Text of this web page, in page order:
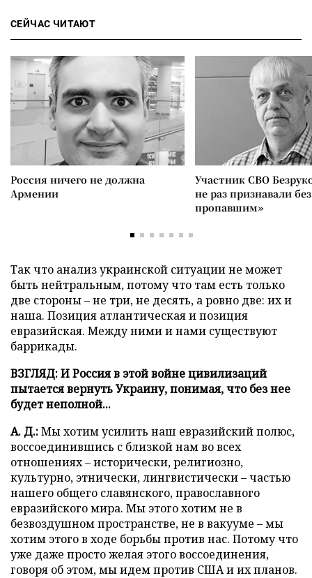
СЕЙЧАС ЧИТАЮТ
Россия ничего не должна
Армении
Участник СВО
не раз признавали
пропавшим»
Так что анализ украинской ситуации не может
быть нейтральным, потому что там есть только
две стороны – не три, не десять, а ровно две: их и
наша. Позиция атлантическая и позиция
евразийская. Между ними и нами существуют
баррикады.
ВЗГЛЯД: И Россия в этой войне цивилизаций
пытается вернуть Украину, понимая, что без нее
будет неполной...
А. Д.:Мы хотим усилить наш евразийский полюс,
воссоединившись с близкой нам во всех
отношениях – исторически, религиозно,
культурно, этнически, лингвистически – частью
нашего общего славянского, православного
евразийского мира. Мы этого хотим не в
безвоздушном пространстве, не в вакууме – мы
хотим этого в ходе борьбы против нас. Потому что
уже даже просто желая этого воссоединения,
говоря об этом, мы идем против США и их планов.